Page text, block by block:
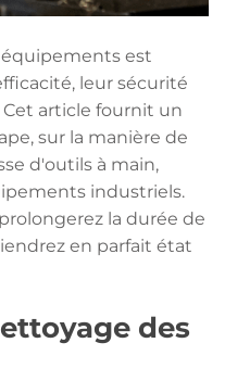
est
leur sécurité
article fournit un
sur la manière de
d'outils à main,
industriels.
la durée de
en parfait état
des